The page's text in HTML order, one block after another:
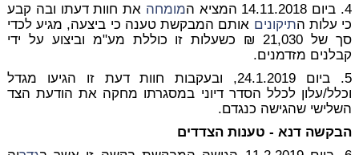
4. ביום 14.11.2018 המציא ה
מומחה את חוות דעתו ובה קבע
כי עלות התיקונים אותם המבקשת טענה כי ביצעה, מגיע לכדי
סך של 21,030 ₪ כשעלות זו כוללת מע"מ וביצוע על ידי
קבלנים מזדמנים.
5. ביום 24.1.2019, ובעקבות חוות דעת זו הגיעו מגדל
וכלל/עלון לכלל הסדר דיוני במסגרתו מחקה את הודעת הצד
השלישי שהגישה כנגדם.
הבקשה דנא - טענות הצדדים